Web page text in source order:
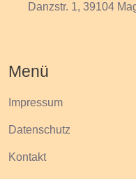
Danzstr. 1, 39104
Menü
Impressum
Datenschutz
Kontakt